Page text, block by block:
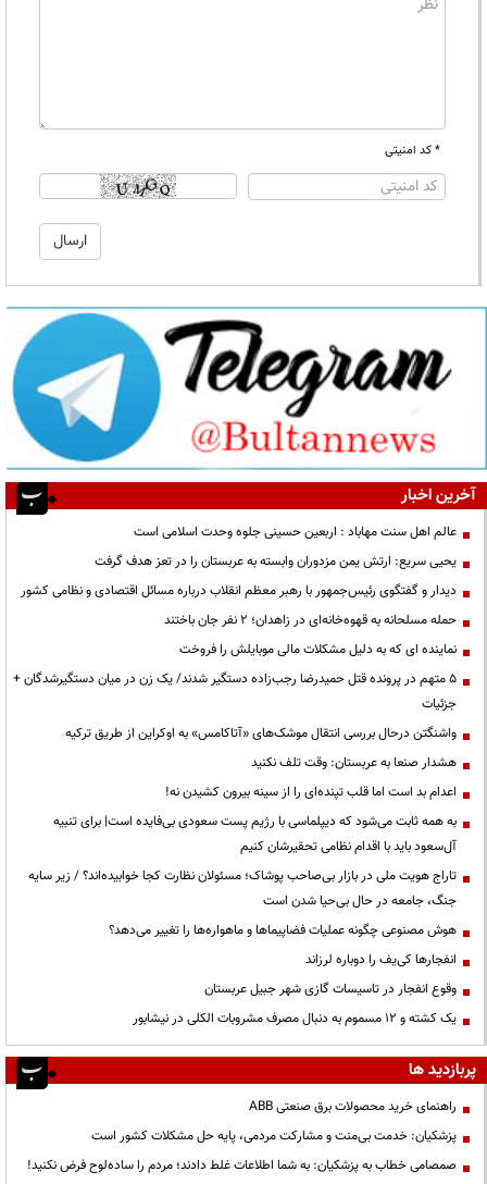
* کد امنیتی
آخرین اخبار
عالم اهل سنت مهاباد : اربعین حسینی جلوه وحدت اسلامی است
یحیی سریع: ارتش یمن مزدوران وابسته به عربستان را در تعز هدف گرفت
دیدار و گفتگوی رئیس‌جمهور با رهبر معظم انقلاب درباره مسائل اقتصادی و نظامی کشور
حمله مسلحانه به قهوه‌خانه‌ای در زاهدان؛ ۲ نفر جان باختند
نماینده ای که به دلیل مشکلات مالی موبایلش را فروخت
۵ متهم در پرونده قتل حمیدرضا رجب‌زاده دستگیر شدند/ یک زن در میان دستگیرشدگان +
جزئیات
واشنگتن درحال بررسی انتقال موشک‌های «آتاکامس» به اوکراین از طریق ترکیه
هشدار صنعا به عربستان: وقت تلف نکنید
اعدام بد است اما قلب تپنده‌ای را از سینه بیرون کشیدن نه!
به همه ثابت می‌شود که دیپلماسی با رژیم پست سعودی بی‌فایده است| برای تنبیه
آل‌سعود باید با اقدام نظامی تحقیرشان کنیم
تاراج هویت ملی در بازار بی‌صاحب پوشاک؛ مسئولان نظارت کجا خوابیده‌اند؟ / زیر سایه
جنگ، جامعه در حال بی‌حیا شدن است
هوش مصنوعی چگونه عملیات فضاپیماها و ماهواره‌ها را تغییر می‌دهد؟
انفجارها کی‌یف را دوباره لرزاند
وقوع انفجار در تاسیسات گازی شهر جبیل عربستان
یک کشته و ۱۲ مسموم به دنبال مصرف مشروبات الکلی در نیشابور
پربازدید ها
راهنمای خرید محصولات برق صنعتی ABB
پزشکیان: خدمت بی‌منت و مشارکت مردمی، پایه حل مشکلات کشور است
صمصامی خطاب به پزشکیان: به شما اطلاعات غلط دادند؛ مردم را ساده‌لوح فرض نکنید!